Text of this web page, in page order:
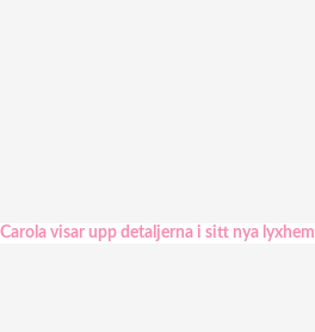
Carola visar upp detaljerna i sitt nya lyxhem